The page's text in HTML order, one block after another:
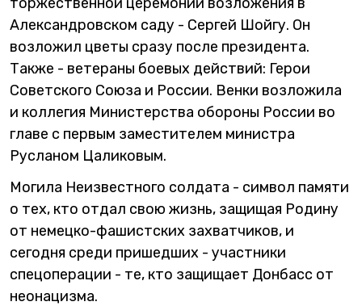
Александровском саду - Сергей Шойгу. Он
возложил цветы сразу после президента.
Также - ветераны боевых действий: Герои
Советского Союза и России. Венки возложила
и коллегия Министерства обороны России во
главе с первым заместителем министра
Русланом Цаликовым.
Могила Неизвестного солдата - символ памяти
о тех, кто отдал свою жизнь, защищая Родину
от немецко-фашистских захватчиков, и
сегодня среди пришедших - участники
спецоперации - те, кто защищает Донбасс от
неонацизма.